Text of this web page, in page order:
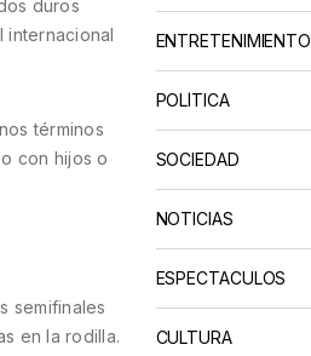
duros
internacional
términos
con hijos o
semifinales
en la rodilla.
ENTRETENIMIENTO
POLÍTICA
SOCIEDAD
NOTICIAS
ESPECTACULOS
CULTURA